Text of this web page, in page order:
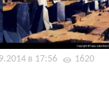
в 17:56 1620